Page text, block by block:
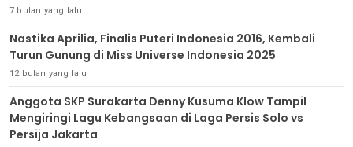
7 bulan yang lalu
Nastika Aprilia, Finalis Puteri Indonesia 2016, Kembali
Turun Gunung di Miss Universe Indonesia 2025
12 bulan yang lalu
Anggota SKP Surakarta Denny Kusuma Klow Tampil
Mengiringi Lagu Kebangsaan di Laga Persis Solo vs
Persija Jakarta